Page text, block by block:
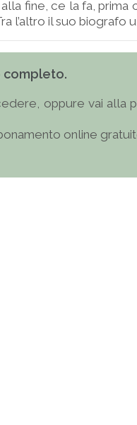
fine, ce la fa,
l’altro il suo biografo u
completo.
oppure vai alla
online